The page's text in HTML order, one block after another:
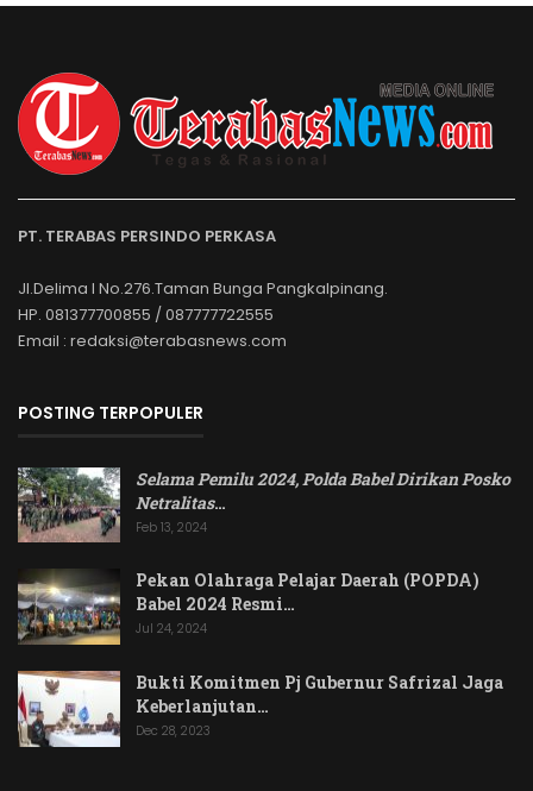
PT. TERABAS PERSINDO PERKASA
Jl.Delima I No.276.Taman Bunga Pangkalpinang.
HP. 081377700855 / 087777722555
Email : redaksi@terabasnews.com
POSTING TERPOPULER
Selama Pemilu 2024, Polda Babel Dirikan Posko
Netralitas…
Feb 13, 2024
Pekan Olahraga Pelajar Daerah (POPDA)
Babel 2024 Resmi…
Jul 24, 2024
Bukti Komitmen Pj Gubernur Safrizal Jaga
Keberlanjutan…
Dec 28, 2023